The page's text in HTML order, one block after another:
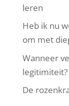
leren
Heb ik nu
om met
Wanneer
legitimiteit?
De